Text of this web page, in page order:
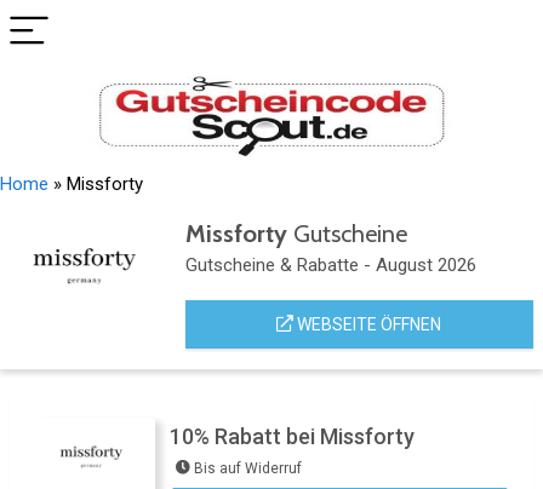
Home » Missforty
MissfortyGutscheine
Gutscheine & Rabatte - August 2026
WEBSEITE ÖFFNEN
10% Rabatt bei Missforty
Bis auf Widerruf